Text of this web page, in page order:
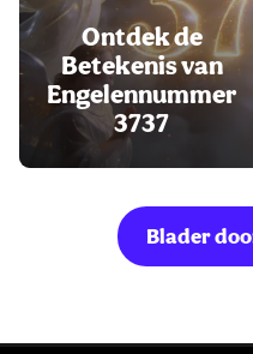
Ontdek de
Betekenis van
Engelennummer
3737
Blader